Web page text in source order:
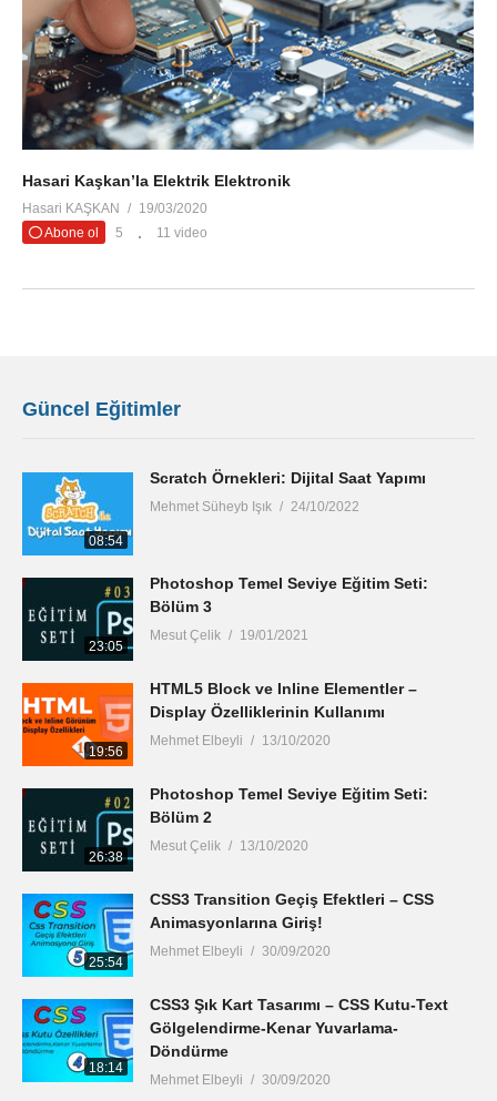
Hasari Kaşkan’la Elektrik Elektronik
Hasari KAŞKAN
19/03/2020
Abone ol
5 11 video
Güncel Eğitimler
08:54
Scratch Örnekleri: Dijital Saat Yapımı
Mehmet Süheyb Işık 24/10/2022
23:05
Photoshop Temel Seviye Eğitim Seti:
Bölüm 3
Mesut Çelik 19/01/2021
19:56
HTML5 Block ve Inline Elementler –
Display Özelliklerinin Kullanımı
Mehmet Elbeyli 13/10/2020
26:38
Photoshop Temel Seviye Eğitim Seti:
Bölüm 2
Mesut Çelik 13/10/2020
25:54
CSS3 Transition Geçiş Efektleri – CSS
Animasyonlarına Giriş!
Mehmet Elbeyli 30/09/2020
18:14
CSS3 Şık Kart Tasarımı – CSS Kutu-Text
Gölgelendirme-Kenar Yuvarlama-
Döndürme
Mehmet Elbeyli 30/09/2020